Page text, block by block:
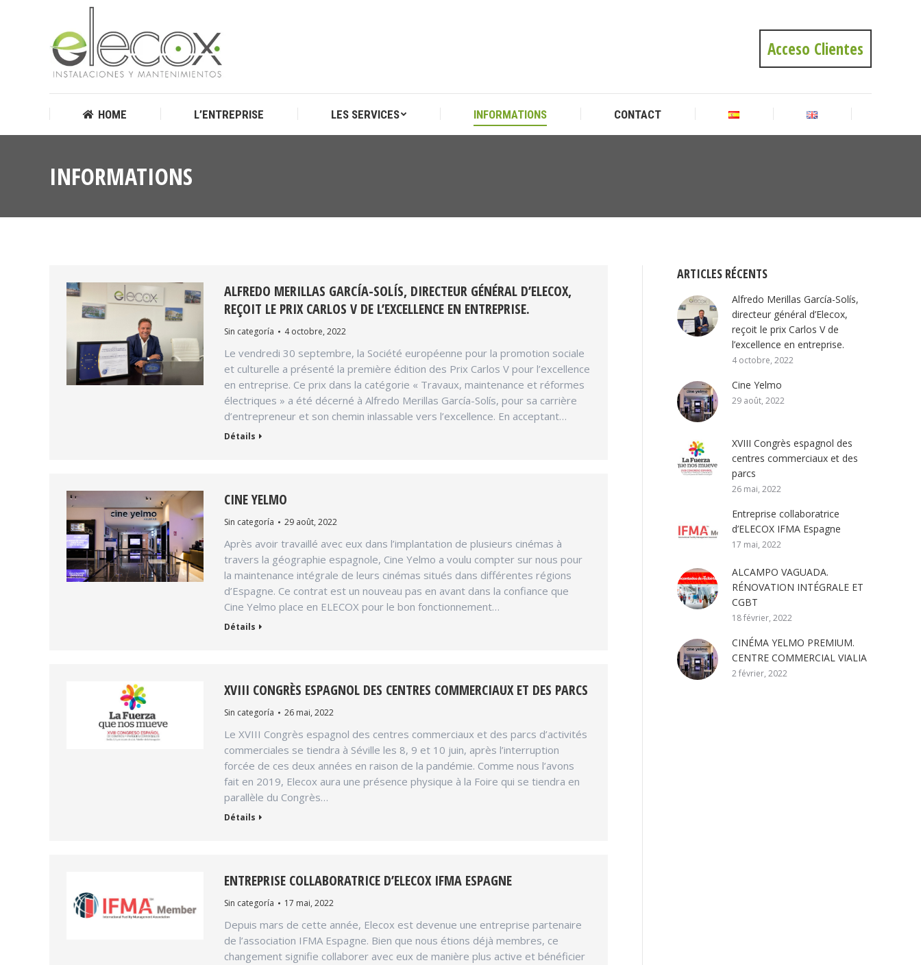
Acceso Clientes
HOME L’ENTREPRISE LES SERVICES INFORMATIONS CONTACT
INFORMATIONS
:
ALFREDO MERILLAS GARCÍA-SOLÍS, DIRECTEUR GÉNÉRAL D’ELECOX,
REÇOIT LE PRIX CARLOS V DE L’EXCELLENCE EN ENTREPRISE.
Sin categoría 4 octobre, 2022
Le vendredi 30 septembre, la Société européenne pour la promotion sociale
et culturelle a présenté la première édition des Prix Carlos V pour l’excellence
en entreprise. Ce prix dans la catégorie « Travaux, maintenance et réformes
électriques » a été décerné à Alfredo Merillas García-Solís, pour sa carrière
d’entrepreneur et son chemin inlassable vers l’excellence. En acceptant…
Détails
CINE YELMO
Sin categoría 29 août, 2022
Après avoir travaillé avec eux dans l’implantation de plusieurs cinémas à
travers la géographie espagnole, Cine Yelmo a voulu compter sur nous pour
la maintenance intégrale de leurs cinémas situés dans différentes régions
d’Espagne. Ce contrat est un nouveau pas en avant dans la confiance que
Cine Yelmo place en ELECOX pour le bon fonctionnement…
Détails
XVIII CONGRÈS ESPAGNOL DES CENTRES COMMERCIAUX ET DES PARCS
Sin categoría 26 mai, 2022
Le XVIII Congrès espagnol des centres commerciaux et des parcs d’activités
commerciales se tiendra à Séville les 8, 9 et 10 juin, après l’interruption
forcée de ces deux années en raison de la pandémie. Comme nous l’avons
fait en 2019, Elecox aura une présence physique à la Foire qui se tiendra en
parallèle du Congrès…
Détails
ENTREPRISE COLLABORATRICE D’ELECOX IFMA ESPAGNE
Sin categoría 17 mai, 2022
Depuis mars de cette année, Elecox est devenue une entreprise partenaire
de l’association IFMA Espagne. Bien que nous étions déjà membres, ce
changement signifie collaborer avec eux de manière plus active et bénéficier
ARTICLES RÉCENTS
Alfredo Merillas García-Solís,
directeur général d’Elecox,
reçoit le prix Carlos V de
l’excellence en entreprise.
4 octobre, 2022
Cine Yelmo
29 août, 2022
XVIII Congrès espagnol des
centres commerciaux et des
parcs
26 mai, 2022
Entreprise collaboratrice
d’ELECOX IFMA Espagne
17 mai, 2022
ALCAMPO VAGUADA.
RÉNOVATION INTÉGRALE ET
CGBT
18 février, 2022
CINÉMA YELMO PREMIUM.
CENTRE COMMERCIAL VIALIA
2 février, 2022